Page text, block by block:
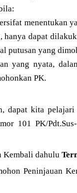
menentukan
dapat
putusan yang
yang nyata,
PK.
dapat kita
101 PK/
Kembali dahulu
Peninjauan